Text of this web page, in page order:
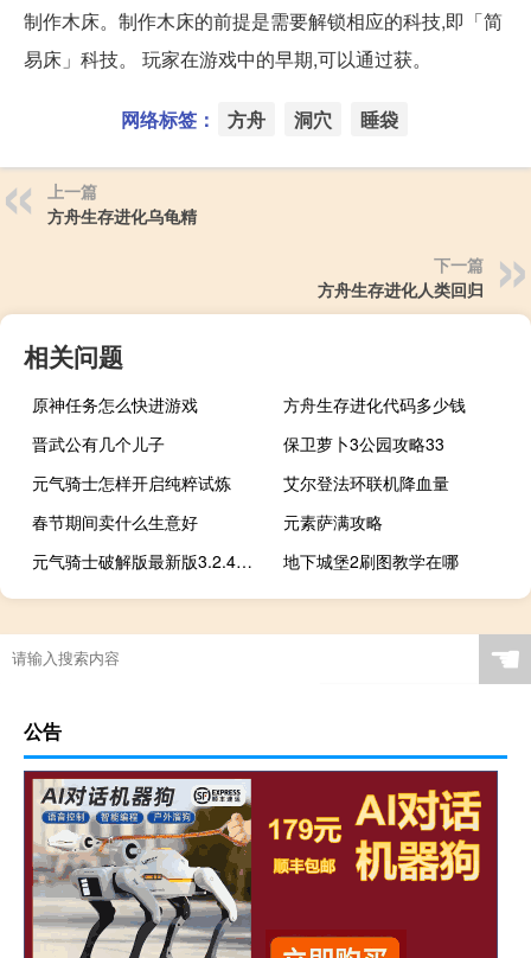
制作木床。制作木床的前提是需要解锁相应的科技,即「简
易床」科技。 玩家在游戏中的早期,可以通过获。
网络标签： 方舟 洞穴 睡袋
上一篇
方舟生存进化乌龟精
下一篇
方舟生存进化人类回归
相关问题
原神任务怎么快进游戏
方舟生存进化代码多少钱
晋武公有几个儿子
保卫萝卜3公园攻略33
元气骑士怎样开启纯粹试炼
艾尔登法环联机降血量
春节期间卖什么生意好
元素萨满攻略
元气骑士破解版最新版3.2.4中文
地下城堡2刷图教学在哪
☚
公告